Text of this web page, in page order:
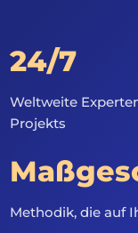
24/7
Weltweite
Projekts
Methodik, die auf